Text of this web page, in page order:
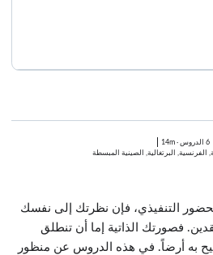
6 الدروس ·
14m
الفرنسية, البرتغالية, الصينية المبسطة
التنفيذي، فإن نظرتك إلى نفسك
فصورتك الذاتية إما أن تنطلق
به أرضاً. في هذه الدروس عن منظور